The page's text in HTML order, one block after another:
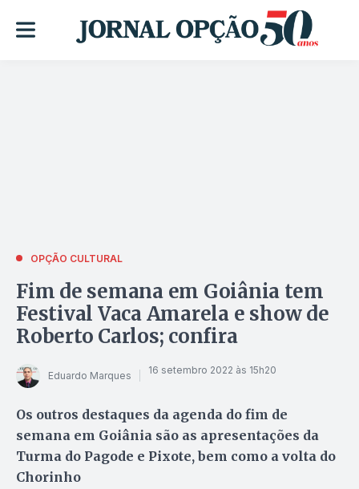
OPÇÃO CULTURAL
Fim de semana em Goiânia tem
Festival Vaca Amarela e show de
Roberto Carlos; confira
Eduardo Marques 16 setembro 2022 às 15h20
Os outros destaques da agenda do fim de
semana em Goiânia são as apresentações da
Turma do Pagode e Pixote, bem como a volta do
Chorinho